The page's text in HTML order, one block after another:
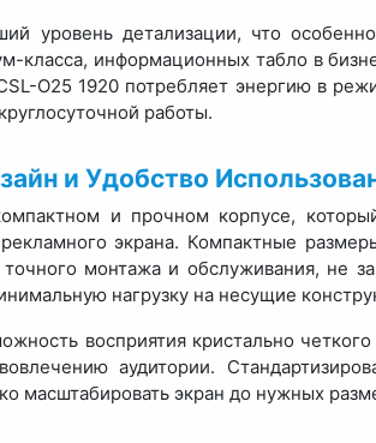
уровень детализации, что
класса, информационных табло в
O25 1920 потребляет энергию в
работы.
и Удобство
и прочном корпусе,
рекламного экрана. Компактные
монтажа и обслуживания, не
нагрузку на несущие
восприятия кристально
аудитории.
масштабировать экран до нужных